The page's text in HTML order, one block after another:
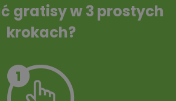
10 projektów małej
gratisy w 3 prostych
krokach?